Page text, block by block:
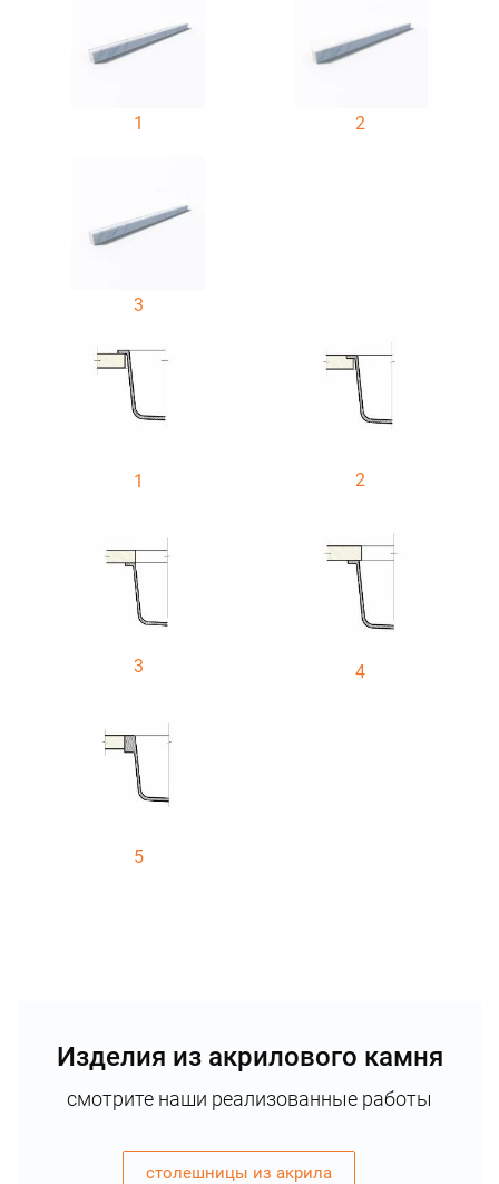
1 2
3
1 2
3 4
5
Изделия из акрилового камня
смотрите наши реализованные работы
столешницы из акрила